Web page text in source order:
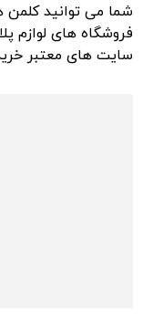
شما می‌ توانید کلمن‌
فروشگاه‌ های لوازم
سایت‌ های معتبر